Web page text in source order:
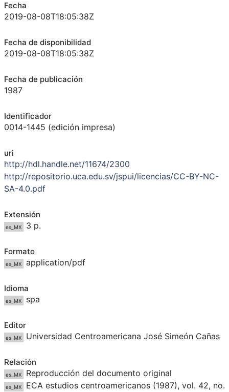
Fecha
2019-08-08T18:05:38Z
Fecha de disponibilidad
2019-08-08T18:05:38Z
Fecha de publicación
1987
Identificador
0014-1445 (edición impresa)
uri
http://hdl.handle.net/11674/2300
http://repositorio.uca.edu.sv/jspui/licencias/CC-BY-NC-
SA-4.0.pdf
Extensión
es_MX 3 p.
Formato
es_MX application/pdf
Idioma
es_MX spa
Editor
es_MX Universidad Centroamericana José Simeón Cañas
Relación
es_MX Reproducción del documento original
es_MX
ECA estudios centroamericanos (1987), vol. 42, no.